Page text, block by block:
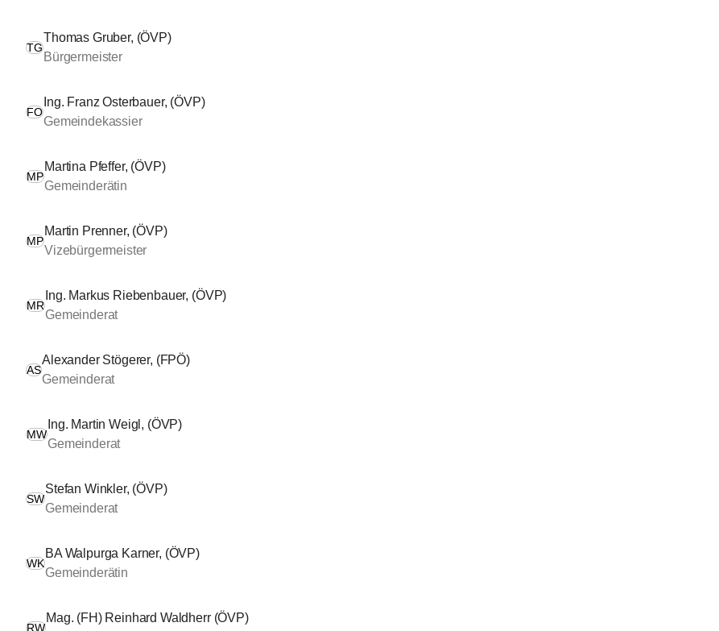
TG
Thomas Gruber, (ÖVP)
Bürgermeister
FO
Ing. Franz Osterbauer, (ÖVP)
Gemeindekassier
MP
Martina Pfeffer, (ÖVP)
Gemeinderätin
MP
Martin Prenner, (ÖVP)
Vizebürgermeister
MR
Ing. Markus Riebenbauer, (ÖVP)
Gemeinderat
AS
Alexander Stögerer, (FPÖ)
Gemeinderat
MW
Ing. Martin Weigl, (ÖVP)
Gemeinderat
SW
Stefan Winkler, (ÖVP)
Gemeinderat
WK
BA Walpurga Karner, (ÖVP)
Gemeinderätin
RW
Mag. (FH) Reinhard Waldherr (ÖVP)